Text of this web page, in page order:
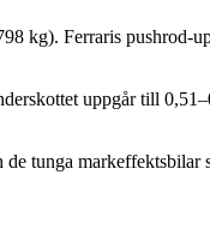
kg). Ferraris
uppgår till
tunga markeffektsbilar